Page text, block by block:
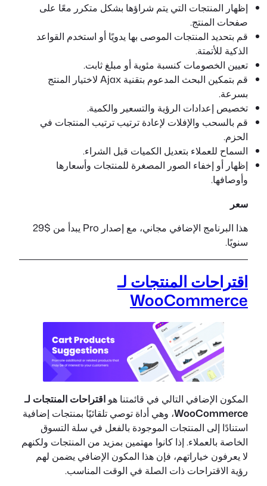
إظهار المنتجات التي يتم شراؤها بشكل متكرر معًا على
صفحات المنتج.
قم بتحديد المنتجات الموصى بها يدويًا أو استخدم القواعد
الذكية للأتمتة.
تعيين الخصومات كنسبة مئوية أو مبلغ ثابت.
قم بتمكين البحث المدعوم بتقنية Ajax لاختيار المنتج
بسرعة.
تخصيص إعدادات الرؤية والتسعير والكمية.
قم بالسحب والإفلات لإعادة ترتيب ترتيب المنتجات في
الحزم.
السماح للعملاء بتعديل الكميات قبل الشراء.
إظهار أو إخفاء الصور المصغرة للمنتجات وأسعارها
وأوصافها.
سعر
هذا البرنامج الإضافي مجاني، مع إصدار Pro يبدأ من $29
سنويًا.
اقتراحات المنتجات لـ
WooCommerce
المكون الإضافي التالي في قائمتنا هو اقتراحات المنتجات لـ
WooCommerce، وهي أداة توصي تلقائيًا بمنتجات إضافية
استنادًا إلى المنتجات الموجودة بالفعل في سلة التسوق
الخاصة بالعملاء. إذا كانوا مهتمين بمزيد من المنتجات ولكنهم
لا يعرفون خياراتهم، فإن هذا المكون الإضافي يضمن لهم
رؤية الاقتراحات ذات الصلة في الوقت المناسب.